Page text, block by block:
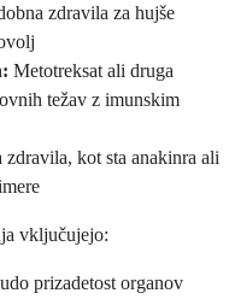
zdravila za hujše
Metotreksat ali druga
težav z imunskim
kot sta anakinra ali
vključujejo:
prizadetost organov